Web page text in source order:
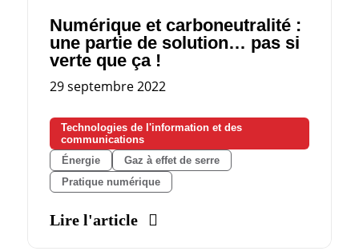
Numérique et carboneutralité :
une partie de solution… pas si
verte que ça !
29 septembre 2022
Technologies de l'information et des
communications
Énergie
Gaz à effet de serre
Pratique numérique
Lire l'article